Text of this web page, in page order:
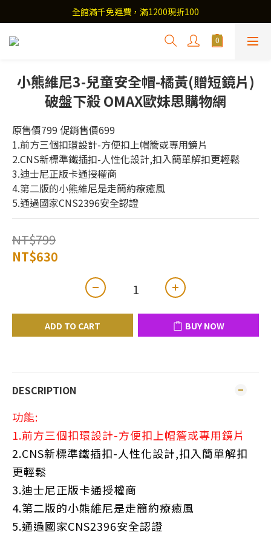
全館滿千免運費，滿1200現折100
小熊維尼3-兒童安全帽-橘黃(贈短鏡片)
破盤下殺 OMAX歐妹思購物網
原售價799 促銷售價699
1.前方三個扣環設計-方便扣上帽簷或專用鏡片
2.CNS新標準鐵插扣-人性化設計,扣入簡單解扣更輕鬆
3.迪士尼正版卡通授權商
4.第二版的小熊維尼是走簡約療癒風
5.通過國家CNS2396安全認證
NT$799
NT$630
ADD TO CART BUY NOW
DESCRIPTION
功能:
1.前方三個扣環設計-方便扣上帽簷或專用鏡片
2.CNS新標準鐵插扣-人性化設計,扣入簡單解扣
更輕鬆
3.迪士尼正版卡通授權商
4.第二版的小熊維尼是走簡約療癒風
5.通過國家CNS2396安全認證